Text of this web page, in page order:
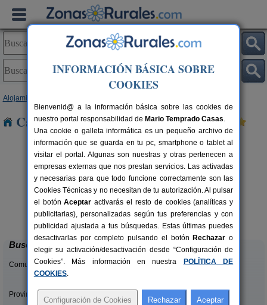
Alojamientos
Casas Rurales cerca de Pertusa
7+2 pers.
desde40 €
Mirador de La Herradura
Embún (Huesca)
Buscar
Comunidades:
Provincias/Islas:
INFORMACIÓN BÁSICA SOBRE
COOKIES
Bienvenid@ a la información básica sobre las cookies de
nuestro portal responsabilidad de Mario Temprado Casas.
Una cookie o galleta informática es un pequeño archivo de
información que se guarda en tu pc, smartphone o tablet al
visitar el portal. Algunas son nuestras y otras pertenecen a
empresas externas que nos prestan servicios. Las activadas
y necesarias para que todo funcione correctamente son las
Cookies Técnicas y no necesitan de tu autorización. Al pulsar
el botónAceptar activarás el resto de cookies (analíticas y
publicitarias), personalizadas según tus preferencias y con
publicidad ajustada a tus búsquedas. Estas últimas puedes
desactivarlas por completo pulsando el botón Rechazar o
elegir su activación/desactivación desde “Configuración de
Cookies”. Más información en nuestra
POLÍTICA DE
COOKIES.